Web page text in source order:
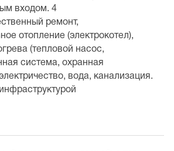
входом. 4
ремонт,
отопление (электрокотел),
(тепловой насос,
система, охранная
вода, канализация.